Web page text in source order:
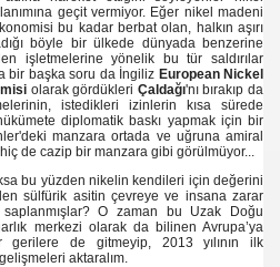
geçit vermiyor. Eğer nikel madeni
bu kadar berbat olan, halkın aşırı
böyle bir ülkede dünyada benzerine
işletmelerine yönelik bu tür saldırılar
bir başka soru da İngiliz European Nickel
olarak gördükleri Çaldağı'nı bırakıp da
istedikleri izinlerin kısa sürede
diplomatik baskı yapmak için bir
manzara ortada ve uğruna amiral
de cazip bir manzara gibi görülmüyor...
bu yüzden nikelin kendileri için değerini
sülfürik asitin çevreye ve insana zarar
O zaman bu Uzak Doğu
merkezi olarak da bilinen Avrupa’ya
de gitmeyip, 2013 yılının ilk
aktaralım.